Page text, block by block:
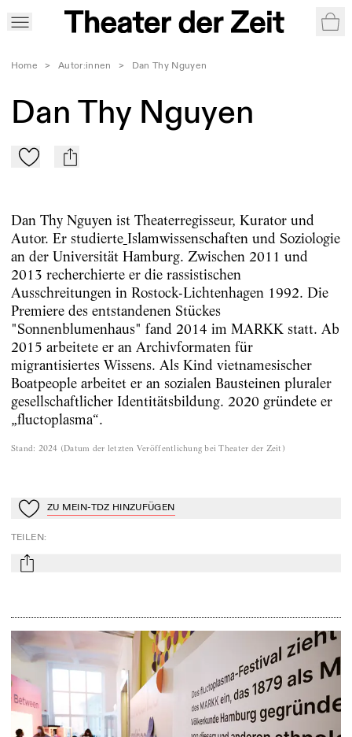
Home > Autor:innen > Dan Thy Nguyen
Dan Thy Nguyen
Zu Mein-TdZ hinzufügen
mail
Dan Thy Nguyen ist Theaterregisseur, Kurator und
Autor. Er studierte Islamwissenschaften und Soziologie
an der Universität Hamburg. Zwischen 2011 und
2013 recherchierte er die rassistischen
Ausschreitungen in Rostock-Lichtenhagen 1992. Die
Premiere des entstandenen Stückes
"Sonnenblumenhaus" fand 2014 im MARKK statt. Ab
2015 arbeitete er an Archivformaten für
migrantisiertes Wissens. Als Kind vietnamesischer
Boatpeople arbeitet er an sozialen Bausteinen pluraler
gesellschaftlicher Identitätsbildung. 2020 gründete er
„fluctoplasma“.
Stand: 2024 (Datum der letzten Veröffentlichung bei Theater der Zeit )
Zu Mein-TdZ hinzufügen
ZU MEIN-TDZ HINZUFÜGEN
TEILEN:
mail